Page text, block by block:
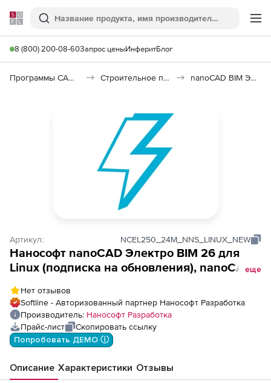
Softline
Поиск
8 (800) 200-08-60Запрос ценыИнферитБлог
Программы САПР и ГИС Строительное программное обеспечение nanoCAD BIM Электро 26
Артикул: NCEL250_24M_NNS_LINUX_NEW
Нанософт nanoCAD Электро BIM 26 для
Linux (подписка на обновления), nanoCAD
subscription на 2 года, NEW
еще
Нет отзывов
Softline - Авторизованный партнер Нанософт Разработка
Производитель: Нанософт Разработка
Прайс-лист
Скопировать ссылку
Попробовать ДЕМО ⓘ
Описание Характеристики Отзывы